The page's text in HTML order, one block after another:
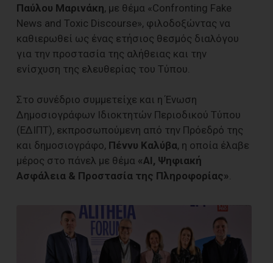
Παύλου Μαρινάκη, με θέμα «Confronting Fake
News and Toxic Discourse», φιλοδοξώντας να
καθιερωθεί ως ένας ετήσιος θεσμός διαλόγου
για την προστασία της αλήθειας και την
ενίσχυση της ελευθερίας του Τύπου.
Στο συνέδριο συμμετείχε και η Ένωση
Δημοσιογράφων Ιδιοκτητών Περιοδικού Τύπου
(ΕΔΙΠΤ), εκπροσωπούμενη από την Πρόεδρό της
και δημοσιογράφο, Πέννυ Καλύβα, η οποία έλαβε
μέρος στο πάνελ με θέμα «AI, Ψηφιακή
Ασφάλεια & Προστασία της Πληροφορίας».